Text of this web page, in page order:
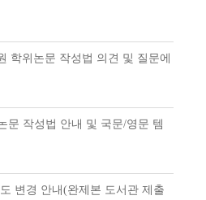
학위논문 작성법 의견 및 질문에
문 작성법 안내 및 국문/영문 템
변경 안내(완제본 도서관 제출